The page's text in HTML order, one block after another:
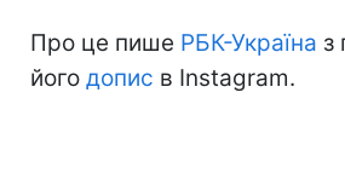
Про це пише РБК-Україна з
його допис в Instagram.